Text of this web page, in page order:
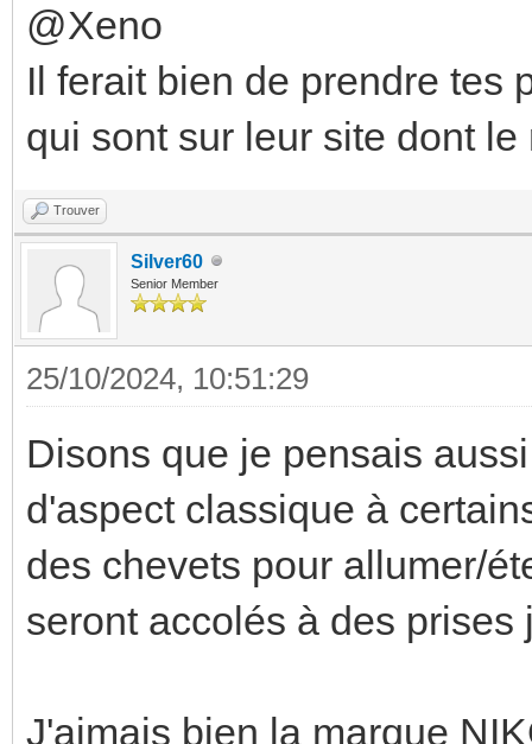
@Xeno
Il ferait bien de prendre tes
qui sont sur leur site dont
Trouver
Silver60
Senior Member
25/10/2024, 10:51:29
Disons que je pensais
d'aspect classique à
des chevets pour allumer/
seront accolés à des
J'aimais bien la marque